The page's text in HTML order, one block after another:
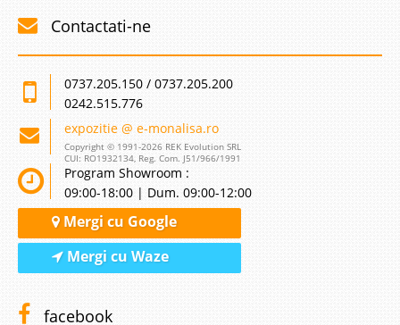
Contactati-ne
0737.205.150 / 0737.205.200
0242.515.776
expozitie @ e-monalisa.ro
Copyright © 1991-2026 REK Evolution SRL
CUI: RO1932134, Reg. Com. J51/966/1991
Program Showroom :
09:00-18:00 | Dum. 09:00-12:00
Mergi cu Google
Mergi cu Waze
facebook